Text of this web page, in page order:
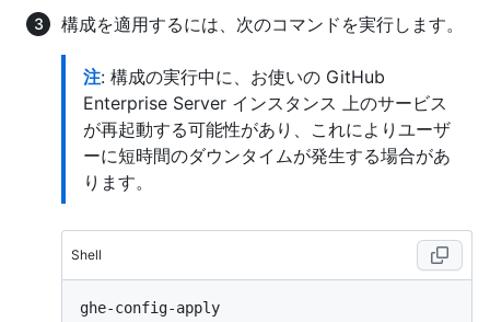
構成を適用するには、次のコマンドを実行します。
注: 構成の実行中に、お使いの GitHub
Enterprise Server インスタンス 上のサービス
が再起動する可能性があり、これによりユーザ
ーに短時間のダウンタイムが発生する場合があ
ります。
Shell